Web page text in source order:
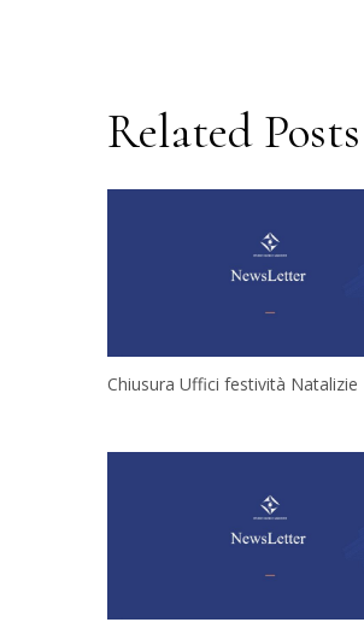
Related Posts
Chiusura Uffici festività Natalizie